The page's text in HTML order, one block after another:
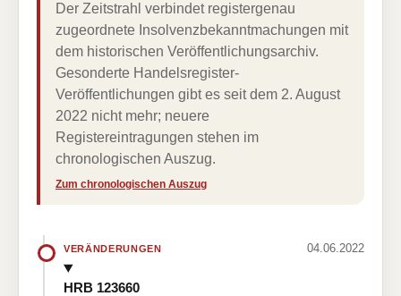
Der Zeitstrahl verbindet registergenau
zugeordnete Insolvenzbekanntmachungen mit
dem historischen Veröffentlichungsarchiv.
Gesonderte Handelsregister-
Veröffentlichungen gibt es seit dem 2. August
2022 nicht mehr; neuere
Registereintragungen stehen im
chronologischen Auszug.
Zum chronologischen Auszug
VERÄNDERUNGEN 04.06.2022
HRB 123660